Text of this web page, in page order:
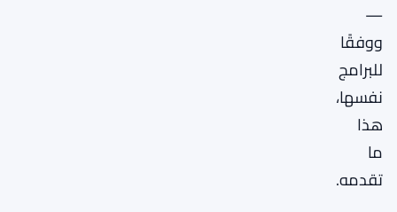
—
ووفقًا
للبرامج
نفسها،
هذا
ما
تقدمه.